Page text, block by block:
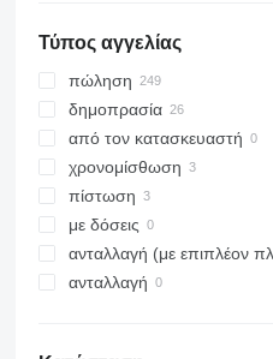
Τύπος αγγελίας
πώληση
δημοπρασία
από τον κατασκευαστή
χρονομίσθωση
πίστωση
με δόσεις
ανταλλαγή (με επιπλέον
ανταλλαγή